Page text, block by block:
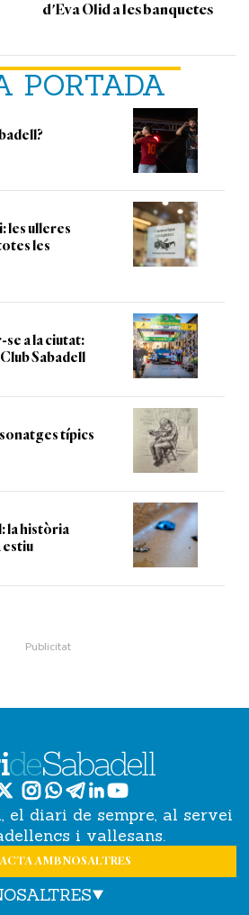
PORTADA
les ulleres
les
a la ciutat:
Sabadell
típics
la història
estiu
d'Eva Olid a les banquetes
el diari de sempre, al servei
i vallesans.
AMB NOSALTRES